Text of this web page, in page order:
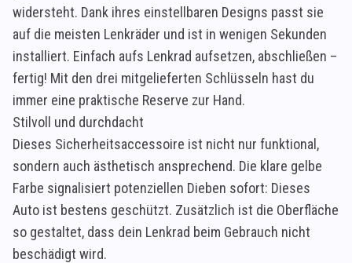
widersteht. Dank ihres einstellbaren Designs passt sie
auf die meisten Lenkräder und ist in wenigen Sekunden
installiert. Einfach aufs Lenkrad aufsetzen, abschließen –
fertig! Mit den drei mitgelieferten Schlüsseln hast du
immer eine praktische Reserve zur Hand.
Stilvoll und durchdacht
Dieses Sicherheitsaccessoire ist nicht nur funktional,
sondern auch ästhetisch ansprechend. Die klare gelbe
Farbe signalisiert potenziellen Dieben sofort: Dieses
Auto ist bestens geschützt. Zusätzlich ist die Oberfläche
so gestaltet, dass dein Lenkrad beim Gebrauch nicht
beschädigt wird.